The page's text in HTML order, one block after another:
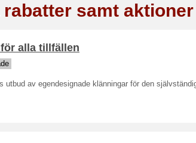
samt
alla tillfällen
utbud av egendesignade klänningar för den